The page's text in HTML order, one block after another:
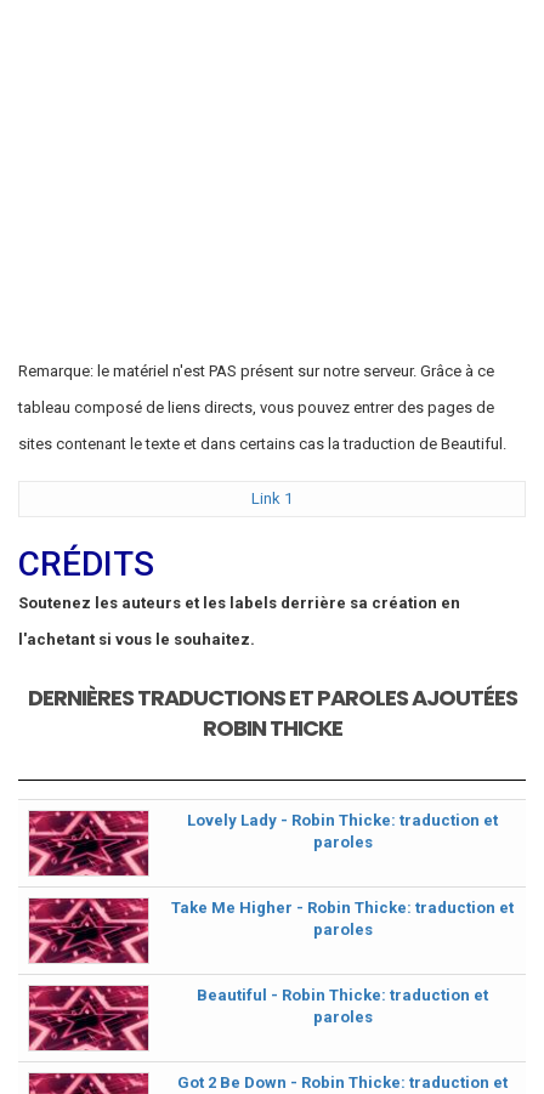
Remarque: le matériel n'est PAS présent sur notre serveur. Grâce à ce
tableau composé de liens directs, vous pouvez entrer des pages de
sites contenant le texte et dans certains cas la traduction de Beautiful.
Link 1
CRÉDITS
Soutenez les auteurs et les labels derrière sa création en
l'achetant si vous le souhaitez.
DERNIÈRES TRADUCTIONS ET PAROLES AJOUTÉES
ROBIN THICKE
Lovely Lady - Robin Thicke: traduction et
paroles
Take Me Higher - Robin Thicke: traduction et
paroles
Beautiful - Robin Thicke: traduction et
paroles
Got 2 Be Down - Robin Thicke: traduction et